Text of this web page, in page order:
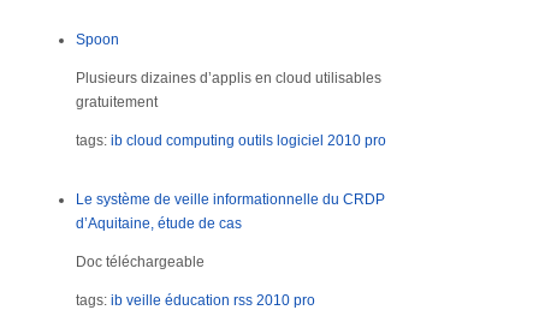
Spoon
Plusieurs dizaines d’applis en cloud utilisables
gratuitement
tags: ib cloud computing outils logiciel 2010 pro
Le système de veille informationnelle du CRDP
d’Aquitaine, étude de cas
Doc téléchargeable
tags: ib veille éducation rss 2010 pro